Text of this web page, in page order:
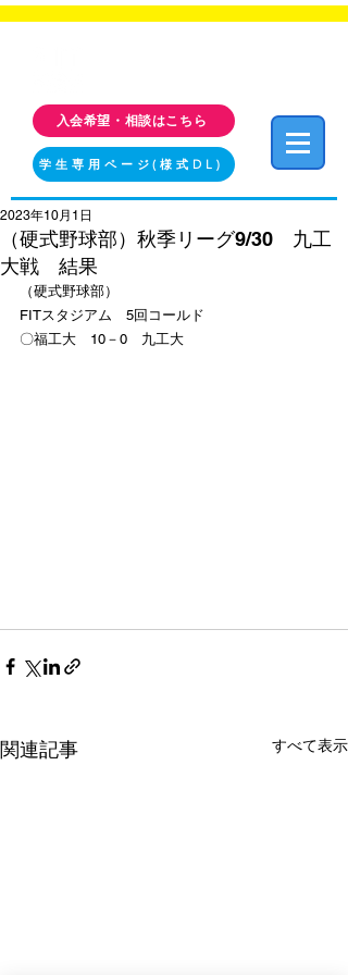
入会希望・相談はこちら
学生専用ページ(様式DL)
（硬式野球部）秋季リーグ9/30 九工
大戦 結果
2023年10月1日
（硬式野球部）
FITスタジアム　5回コールド
〇福工大　10－0　九工大
関連記事 すべて表示